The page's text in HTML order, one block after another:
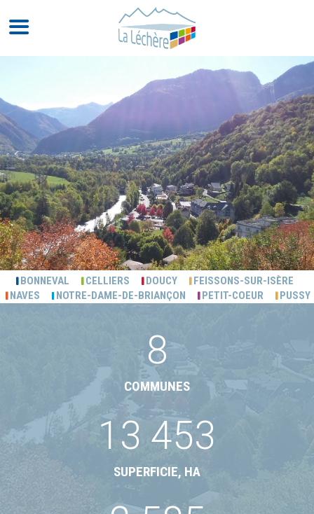
BONNEVAL CELLIERS DOUCY
FEISSONS-SUR-ISÈRE
NAVES
NOTRE-DAME-DE-BRIANÇON PETIT-COEUR PUSSY
8
COMMUNES
13 453
SUPERFICIE, HA